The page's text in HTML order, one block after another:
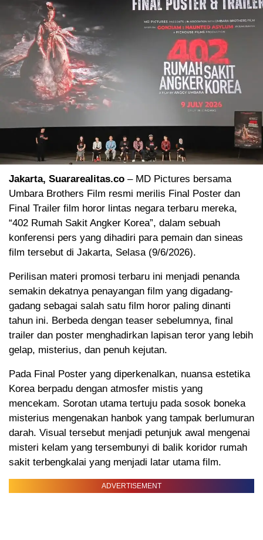
Jakarta, Suararealitas.co – MD Pictures bersama
Umbara Brothers Film resmi merilis Final Poster dan
Final Trailer film horor lintas negara terbaru mereka,
“402 Rumah Sakit Angker Korea”, dalam sebuah
konferensi pers yang dihadiri para pemain dan sineas
film tersebut di Jakarta, Selasa (9/6/2026).
Perilisan materi promosi terbaru ini menjadi penanda
semakin dekatnya penayangan film yang digadang-
gadang sebagai salah satu film horor paling dinanti
tahun ini. Berbeda dengan teaser sebelumnya, final
trailer dan poster menghadirkan lapisan teror yang lebih
gelap, misterius, dan penuh kejutan.
Pada Final Poster yang diperkenalkan, nuansa estetika
Korea berpadu dengan atmosfer mistis yang
mencekam. Sorotan utama tertuju pada sosok boneka
misterius mengenakan hanbok yang tampak berlumuran
darah. Visual tersebut menjadi petunjuk awal mengenai
misteri kelam yang tersembunyi di balik koridor rumah
sakit terbengkalai yang menjadi latar utama film.
ADVERTISEMENT